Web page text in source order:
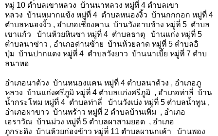
หมู่ 10 ตําบลเขาหลวง บ้านนาหลวง หมู่ที่ 4 ตําบลเขา
หลวง บ้านหมากแข้ง หมู่ที่ 4 ตําบลหนองงิ้ว บ้านกกกอก หมู่ที่ 4
ตําบลหนองงิ้ว , อําเภอเชียงคาน บ้านวังอาบช้าง หมู่ที่ 5 ตําบล
เขาแก้ว
บ้านห้วยหินซา หมู่ที่ 4 ตําบลธาตุ
บ้านแก่ง หมู่ที่ 5
ตําบลนาซ่าว , อำเภอด่านซ้าย บ้านห้วยลาด หมู่ที่ 5 ตําบลอิ
ปุ่ม บ้านปากแดง หมู่ที่ 4 ตําบลวังยาว บ้านนาเบี้ย หมู่ที่ 7 ตําบ
ลนาหอ
อำเภอนาด้วง บ้านหนองแคน หมู่ที่ 4 ตําบลนาด้วง , อำเภอภู
หลวง บ้านแก่งศรีภูมิ หมู่ที่ 4 ตําบลแก่งศรีภูมิ , อําเภอท่าลี่ บ้าน
น้ำกระโทม หมู่ที่ 4 ตําบลท่าลี่ บ้านวังเบ่ง หมู่ที่ 5 ตําบลน้ำทูน ,
อําเภอผาขาว บ้านพร้าว หมู่ที่ 2 ตําบลบ้านเพิ่ม , อําเภอ
เอราวัณ บ้านม่วง หมู่ที่ 5 ตําบลผาสามยอด , อําเภอ
ภูกระดึง บ้านห้วยก่องข้าว หมู่ที่ 11 ตําบลผานกเค้า
บ้านพอง